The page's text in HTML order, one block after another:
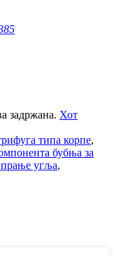
задржана. Хот
типа корпе,
бубња за
угља,